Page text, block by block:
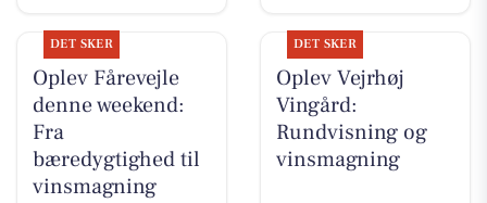
DET SKER
Oplev Fårevejle
denne weekend:
Fra
bæredygtighed til
vinsmagning
DET SKER
Oplev Vejrhøj
Vingård:
Rundvisning og
vinsmagning